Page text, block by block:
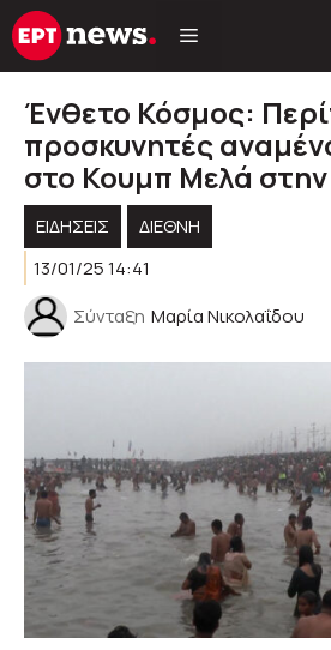
Μετάβαση
σε
Ένθετο Κόσμος:
προσκυνητές
στο Κουμπ Μελά στην
ΕΙΔΗΣΕΙΣ
ΔΙΕΘΝΗ
13/01/25 14:41
Σύνταξη Μαρία Νικολαΐδου